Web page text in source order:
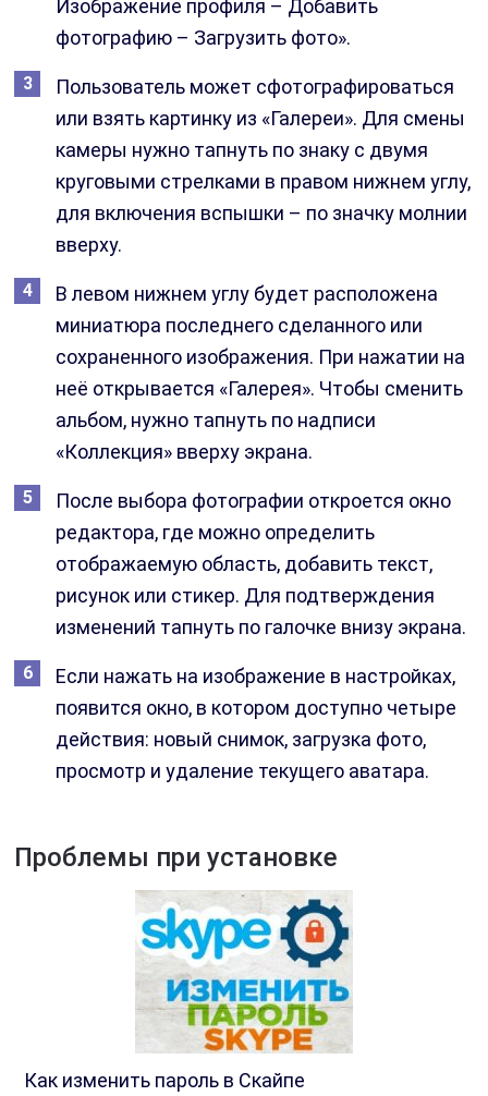
Изображение профиля – Добавить
фотографию – Загрузить фото».
Пользователь может сфотографироваться
или взять картинку из «Галереи». Для смены
камеры нужно тапнуть по знаку с двумя
круговыми стрелками в правом нижнем углу,
для включения вспышки – по значку молнии
вверху.
В левом нижнем углу будет расположена
миниатюра последнего сделанного или
сохраненного изображения. При нажатии на
неё открывается «Галерея». Чтобы сменить
альбом, нужно тапнуть по надписи
«Коллекция» вверху экрана.
После выбора фотографии откроется окно
редактора, где можно определить
отображаемую область, добавить текст,
рисунок или стикер. Для подтверждения
изменений тапнуть по галочке внизу экрана.
Если нажать на изображение в настройках,
появится окно, в котором доступно четыре
действия: новый снимок, загрузка фото,
просмотр и удаление текущего аватара.
Проблемы при установке
Как изменить пароль в Скайпе